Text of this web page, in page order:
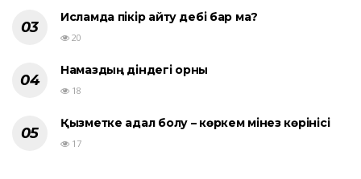
Исламда пікір айту әдебі бар ма?
20
Намаздың діндегі орны
18
Қызметке адал болу – көркем мінез көрінісі
17